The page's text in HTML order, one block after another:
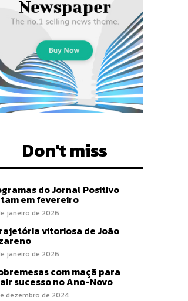
Don't miss
do Jornal Positivo
em fevereiro
janeiro de 2026
vitoriosa de João
janeiro de 2026
com maçã para
sucesso no Ano-Novo
dezembro de 2024